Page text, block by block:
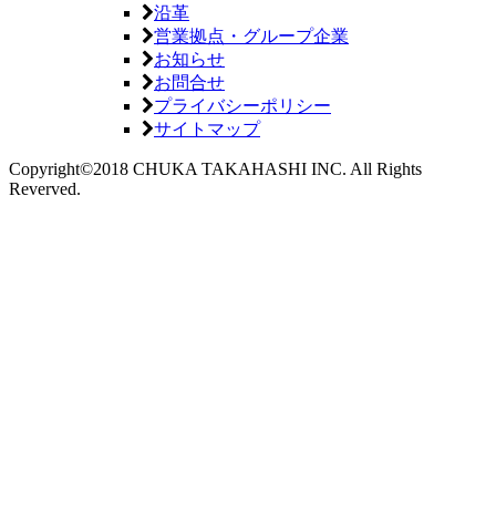
沿革
営業拠点・グループ企業
お知らせ
お問合せ
プライバシーポリシー
サイトマップ
Copyright©2018 CHUKA TAKAHASHI INC. All Rights
Reverved.